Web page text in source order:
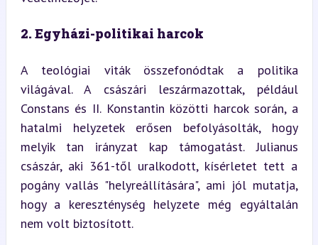
2. Egyházi-politikai harcok
A teológiai viták összefonódtak a politika
világával. A császári leszármazottak, például
Constans és II. Konstantin közötti harcok során, a
hatalmi helyzetek erősen befolyásolták, hogy
melyik tan irányzat kap támogatást. Julianus
császár, aki 361-től uralkodott, kísérletet tett a
pogány vallás "helyreállítására", ami jól mutatja,
hogy a kereszténység helyzete még egyáltalán
nem volt biztosított.